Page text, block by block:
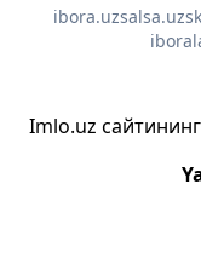
ibora.uzsalsa.uz
Imlo.uz